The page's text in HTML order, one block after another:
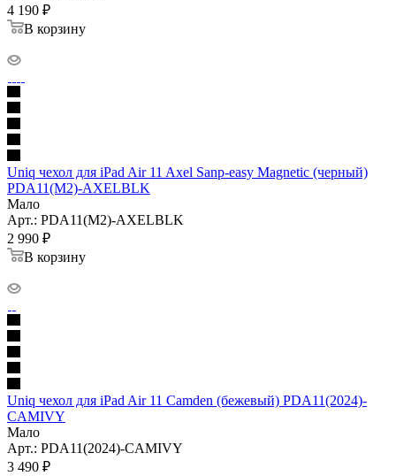
4 190 ₽
В корзину
Uniq чехол для iPad Air 11 Axel Sanp-easy Magnetic (черный)
PDA11(M2)-AXELBLK
Мало
Арт.: PDA11(M2)-AXELBLK
2 990 ₽
В корзину
Uniq чехол для iPad Air 11 Camden (бежевый) PDA11(2024)-
CAMIVY
Мало
Арт.: PDA11(2024)-CAMIVY
3 490 ₽